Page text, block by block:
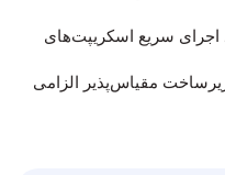
اجرای سریع اسکریپت‌های
مقیاس‌پذیر الزامی